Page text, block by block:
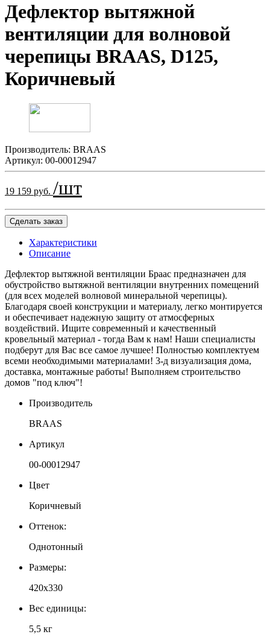
Дефлектор вытяжной
вентиляции для волновой
черепицы BRAAS, D125,
Коричневый
Производитель: BRAAS
Артикул: 00-00012947
19 159 руб. /шт
Сделать заказ
Характеристики
Описание
Дефлектор вытяжной вентиляции Браас предназначен для
обустройство вытяжной вентиляции внутренних помещений
(для всех моделей волновой минеральной черепицы).
Благодаря своей конструкции и материалу, легко монтируется
и обеспечивает надежную защиту от атмосферных
воздействий. Ищите современный и качественный
кровельный материал - тогда Вам к нам! Наши специалисты
подберут для Вас все самое лучшее! Полностью комплектуем
всеми необходимыми материалами! 3-д визуализация дома,
доставка, монтажные работы! Выполняем строительство
домов "под ключ"!
Производитель
BRAAS
Артикул
00-00012947
Цвет
Коричневый
Оттенок:
Однотонный
Размеры:
420х330
Вес единицы:
5,5 кг